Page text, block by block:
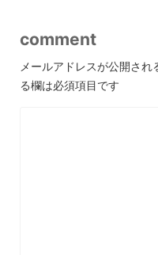
comment
メールアドレスが公開され
る欄は必須項目です